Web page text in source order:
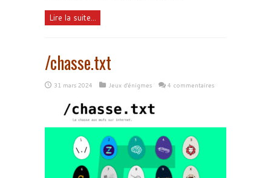
Lire la suite...
/chasse.txt
31 mars 2024 Jeux d'énigmes 4 commentaires